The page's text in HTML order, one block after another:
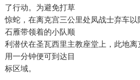
了行动。为避免打草
惊蛇，在离克宫三公里处凤战士弃车以
石雁带领着的小队顺
利潜伏在圣瓦西里主教座堂上，此地
用一分钟便可到达目
标区域。